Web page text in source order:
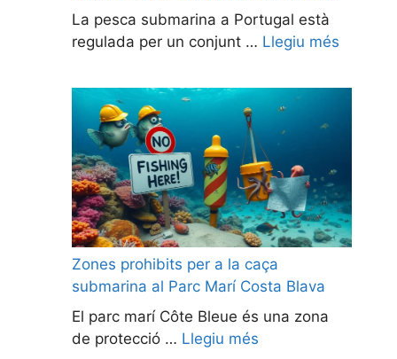
La pesca submarina a Portugal està
regulada per un conjunt … Llegiu més
Zones prohibits per a la caça
submarina al Parc Marí Costa Blava
El parc marí Côte Bleue és una zona
de protecció … Llegiu més